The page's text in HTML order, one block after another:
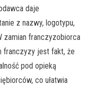
daje
z nazwy, logotypu,
zamian franczyzobiorca
franczyzy jest fakt, że
pod opieką
co ułatwia